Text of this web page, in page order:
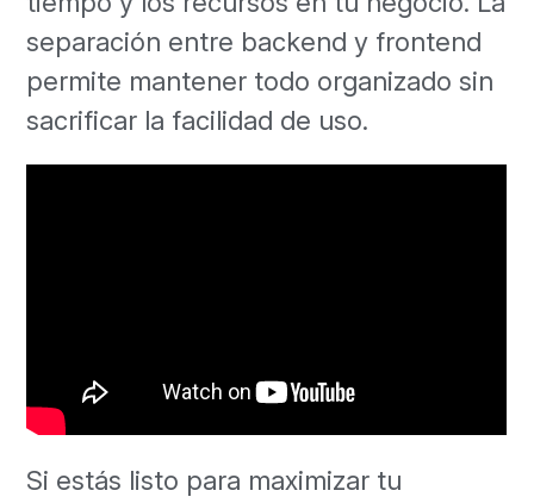
separación entre backend y frontend
permite mantener todo organizado sin
sacrificar la facilidad de uso.
Si estás listo para maximizar tu